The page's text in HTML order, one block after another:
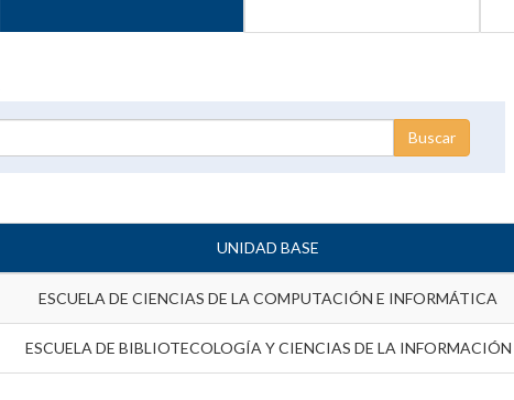
UNIDAD BASE
ESCUELA DE CIENCIAS DE LA COMPUTACIÓN E INFORMÁTICA
ESCUELA DE BIBLIOTECOLOGÍA Y CIENCIAS DE LA INFORMACIÓN